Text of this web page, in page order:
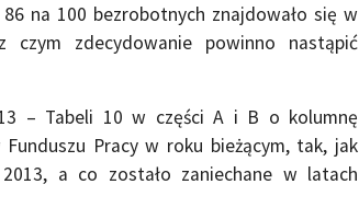
na 100 bezrobotnych znajdowało się w
zdecydowanie powinno nastąpić
13 – Tabeli 10 w części A i B o kolumnę
Pracy w roku bieżącym, tak, jak
a co zostało zaniechane w latach